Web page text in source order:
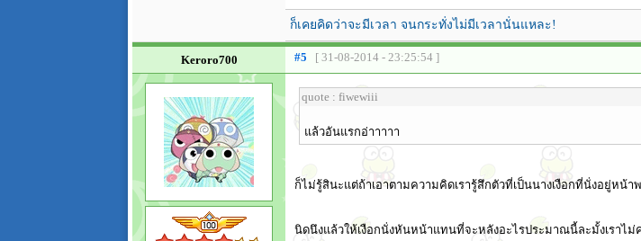
ก็เคยคิดว่าจะมีเวลา จนกระทั่งไม่มีเวลานั่นแหละ!
Keroro700 #5 [ 31-08-2014 - 23:25:54 ]
quote : fiwewiii
แล้วอันแรกอ่าาาาา
ก็ไม่รู้สินะแต่ถ้าเอาตามความคิดเรารู้สึกตัวที่เป็นนางเงือกที่นั่งอยู่หน้
นิดนึงแล้วให้เงือกนั่งหันหน้าแทนที่จะหลังอะไรประมาณนี้ละมั้งเราไม่